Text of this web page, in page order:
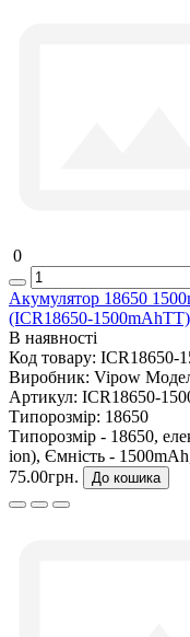
0
Акумулятор 18650
(ICR18650-1500mAhTT)
В наявності
Код товару: ICR18650-
Виробник: Vipow
Артикул: ICR18650-
Типорозмір: 18650
Типорозмір - 18650,
ion), Ємність -
75.00грн.
До кошика